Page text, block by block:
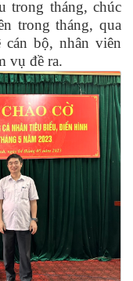
trong tháng, chúc
trong tháng, qua
bộ, nhân viên
vụ đề ra.